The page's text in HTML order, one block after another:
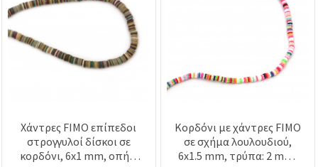
Χάντρες FIMO επίπεδοι
στρογγυλοί δίσκοι σε
κορδόνι, 6x1 mm, οπή 2
Κορδόνι με χάντρες FIMO
σε σχήμα λουλουδιού,
6x1.5 mm, τρύπα: 2 mm,